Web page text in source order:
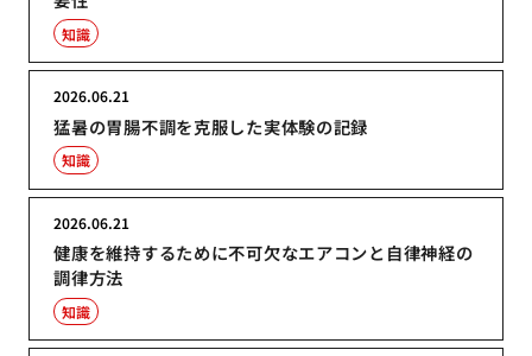
知識
猛暑の胃腸不調を克服した実体験の記録
2026.06.21
知識
健康を維持するために不可欠なエアコンと自律神経の
調律方法
2026.06.21
知識